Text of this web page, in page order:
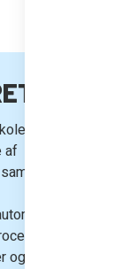
Håndter
af
for
styr på